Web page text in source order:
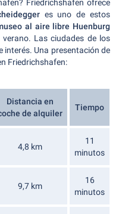
Friedrichshafen ofrece
es uno de estos
al aire libre Huenburg
Las ciudades de los
interés. Una presentación de
Friedrichshafen:
Distancia en
de alquiler
Tiempo
4,8 km
11
minutos
9,7 km
16
minutos